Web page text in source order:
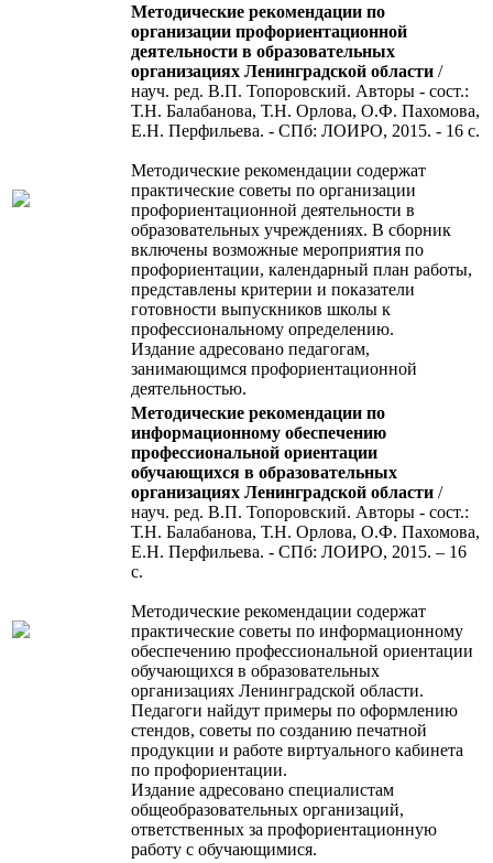
Методические рекомендации по
организации профориентационной
деятельности в образовательных
организациях Ленинградской области /
науч. ред. В.П. Топоровский. Авторы - сост.:
Т.Н. Балабанова, Т.Н. Орлова, О.Ф. Пахомова,
Е.Н. Перфильева. - СПб: ЛОИРО, 2015. - 16 с.
Методические рекомендации содержат
практические советы по организации
профориентационной деятельности в
образовательных учреждениях. В сборник
включены возможные мероприятия по
профориентации, календарный план работы,
представлены критерии и показатели
готовности выпускников школы к
профессиональному определению.
Издание адресовано педагогам,
занимающимся профориентационной
деятельностью.
Методические рекомендации по
информационному обеспечению
профессиональной ориентации
обучающихся в образовательных
организациях Ленинградской области /
науч. ред. В.П. Топоровский. Авторы - сост.:
Т.Н. Балабанова, Т.Н. Орлова, О.Ф. Пахомова,
Е.Н. Перфильева. - СПб: ЛОИРО, 2015. – 16
с.
Методические рекомендации содержат
практические советы по информационному
обеспечению профессиональной ориентации
обучающихся в образовательных
организациях Ленинградской области.
Педагоги найдут примеры по оформлению
стендов, советы по созданию печатной
продукции и работе виртуального кабинета
по профориентации.
Издание адресовано специалистам
общеобразовательных организаций,
ответственных за профориентационную
работу с обучающимися.